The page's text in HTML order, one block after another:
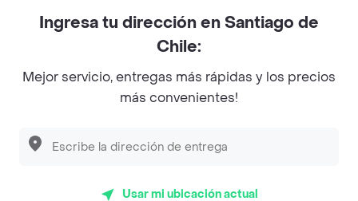
Categorías
2026 Rappi Inc. All rights reserved.
Ingresa tu dirección en Santiago de
Chile:
Mejor servicio, entregas más rápidas y los precios
más convenientes!
Usar mi ubicación actual